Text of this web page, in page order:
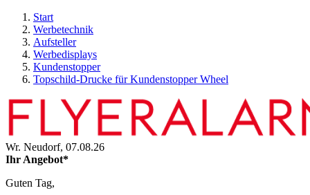
Start
Werbetechnik
Aufsteller
Werbedisplays
Kundenstopper
Topschild-Drucke für Kundenstopper Wheel
Wr. Neudorf, 07.08.26
Ihr Angebot*
Guten Tag,